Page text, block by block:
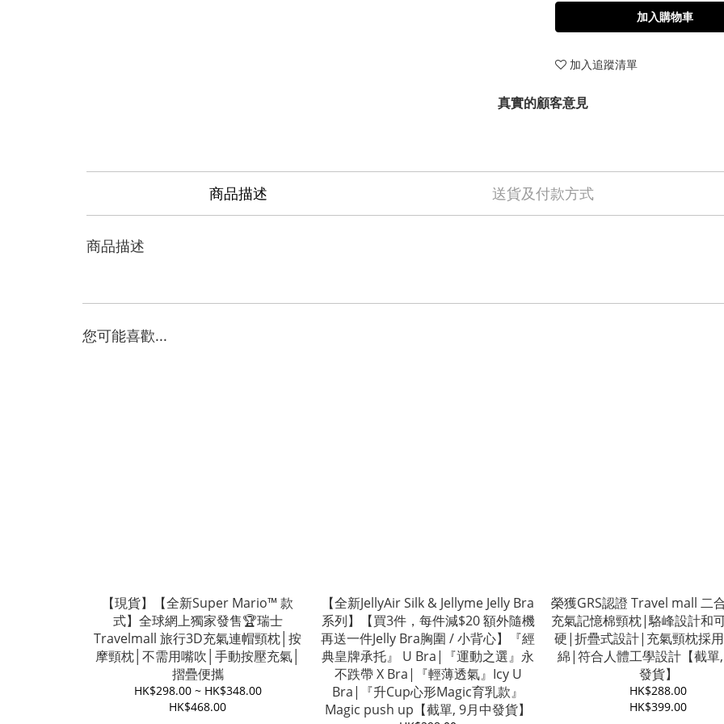
加入購物車
加入追蹤清單
真實的顧客意見
商品描述 送貨及付款方式
商品描述
您可能喜歡...
【現貨】【全新Super Mario™ 款
式】全球網上獨家發售🏆瑞士
Travelmall 旅行3D充氣連帽頸枕│按
摩頸枕│不需用嘴吹│手動按壓充氣│
摺疊便攜
HK$298.00 ~ HK$348.00
HK$468.00
【全新JellyAir Silk & Jellyme Jelly Bra
系列】【買3件，每件減$20 額外隨機
再送一件Jelly Bra胸圍 / 小背心】『經
典皇牌承托』 U Bra|『運動之選』永
不跌帶 X Bra|『輕薄透氣』Icy U
Bra|『升Cup心形Magic育乳款』
Magic push up【截單, 9月中發貨】
榮獲GRS認證 Travel mall 二
充氣記憶棉頸枕|駱峰設計和
硬|折疊式設計|充氣頸枕採
綿|符合人體工學設計【截單
發貨】
HK$288.00
HK$399.00